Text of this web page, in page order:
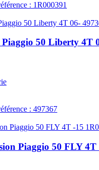
: 1R000391
50 Liberty 4T
: 497367
Piaggio 50 FLY 4T